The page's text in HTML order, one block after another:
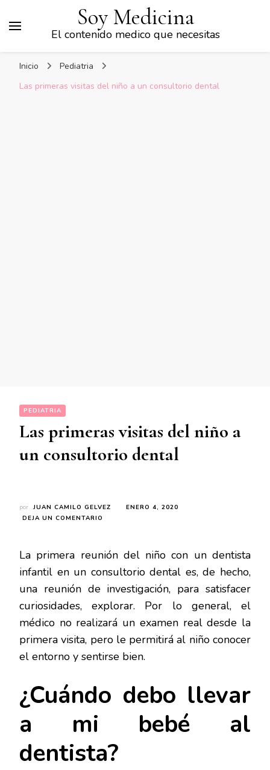
Soy Medicina
El contenido medico que necesitas
Inicio
Pediatria
Las primeras visitas del niño a un consultorio dental
PEDIATRIA
Las primeras visitas del niño a
un consultorio dental
por JUAN CAMILO GELVEZ
ENERO 4, 2020
DEJA UN COMENTARIO
VISITAS
DEL
NIÑO
UN
CONSULTORIO
La primera reunión del niño con un dentista
infantil en un consultorio dental es, de hecho,
una reunión de investigación, para satisfacer
curiosidades, explorar. Por lo general, el
médico no realizará un examen real desde la
primera visita, pero le permitirá al niño conocer
el entorno y sentirse bien.
¿Cuándo debo llevar
a mi bebé al
dentista?